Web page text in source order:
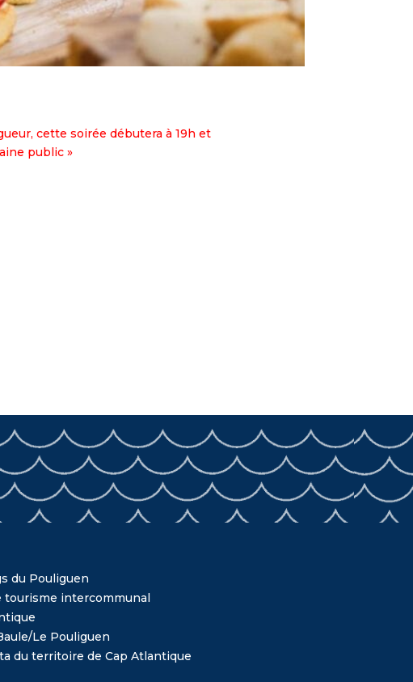
cette soirée débutera à 19h et
public »
du Pouliguen
tourisme intercommunal
Le Pouliguen
du territoire de Cap Atlantique